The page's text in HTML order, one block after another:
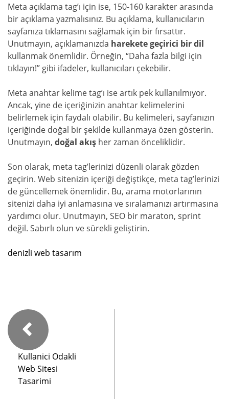
Meta açıklama tag’ı için ise, 150-160 karakter arasında
bir açıklama yazmalısınız. Bu açıklama, kullanıcıların
sayfanıza tıklamasını sağlamak için bir fırsattır.
Unutmayın, açıklamanızda harekete geçirici bir dil
kullanmak önemlidir. Örneğin, “Daha fazla bilgi için
tıklayın!” gibi ifadeler, kullanıcıları çekebilir.
Meta anahtar kelime tag’ı ise artık pek kullanılmıyor.
Ancak, yine de içeriğinizin anahtar kelimelerini
belirlemek için faydalı olabilir. Bu kelimeleri, sayfanızın
içeriğinde doğal bir şekilde kullanmaya özen gösterin.
Unutmayın, doğal akış her zaman önceliklidir.
Son olarak, meta tag’lerinizi düzenli olarak gözden
geçirin. Web sitenizin içeriği değiştikçe, meta tag’lerinizi
de güncellemek önemlidir. Bu, arama motorlarının
sitenizi daha iyi anlamasına ve sıralamanızı artırmasına
yardımcı olur. Unutmayın, SEO bir maraton, sprint
değil. Sabırlı olun ve sürekli geliştirin.
denizli web tasarım
Kullanici Odakli
Web Sitesi
Tasarimi